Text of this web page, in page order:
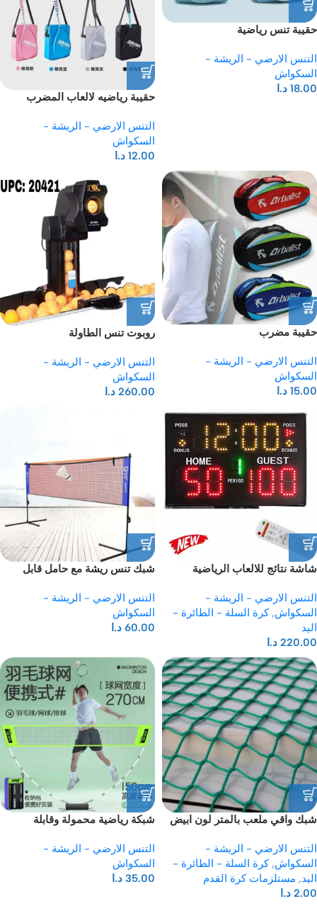
حقيبة تنس رياضية
التنس الارضي - الريشة -
السكواش
18.00 د.ا
حقيبة رياضيه لالعاب المضرب
التنس الارضي - الريشة -
السكواش
12.00 د.ا
حقيبة مضرب
التنس الارضي - الريشة -
السكواش
15.00 د.ا
روبوت تنس الطاولة
التنس الارضي - الريشة -
السكواش
260.00 د.ا
شاشة نتائج للالعاب الرياضية
التنس الارضي - الريشة -
السكواش, كرة السلة - الطائرة -
اليد
220.00 د.ا
شبك تنس ريشة مع حامل قابل
التنس الارضي - الريشة -
السكواش
60.00 د.ا
شبك واقي ملعب بالمتر لون ابيض
التنس الارضي - الريشة -
السكواش, كرة السلة - الطائرة -
اليد, مستلزمات كرة القدم
2.00 د.ا
شبكة رياضية محمولة وقابلة
(البادمنتون)
التنس الارضي - الريشة -
السكواش
35.00 د.ا